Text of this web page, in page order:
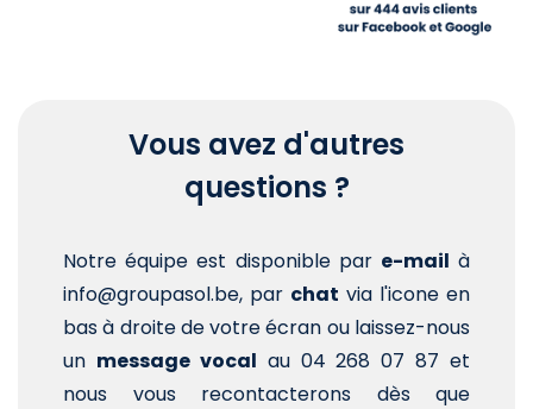
Vous avez d'autres
questions ?
Notre équipe est disponible par e-mail à
info@groupasol.be, par chat via l'icone en
bas à droite de votre écran ou laissez-nous
un message vocal au 04 268 07 87 et
nous vous recontacterons dès que